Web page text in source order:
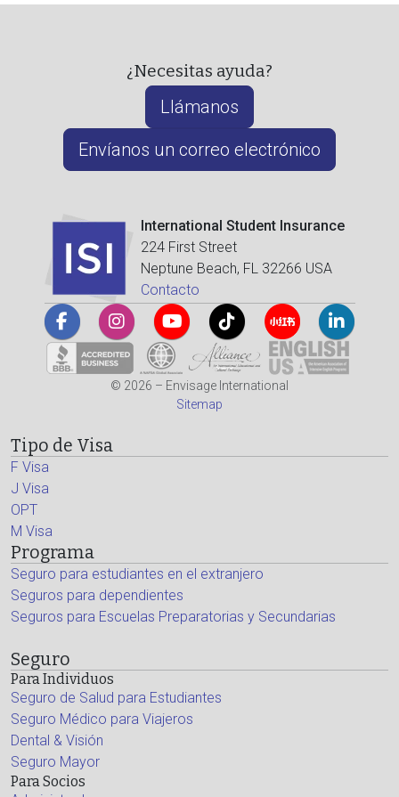
¿Necesitas ayuda?
Llámanos
Envíanos un correo electrónico
International Student Insurance
224 First Street
Neptune Beach, FL 32266 USA
Contacto
© 2026 – Envisage International
Sitemap
Tipo de Visa
F Visa
J Visa
OPT
M Visa
Programa
Seguro para estudiantes en el extranjero
Seguros para dependientes
Seguros para Escuelas Preparatorias y Secundarias
Seguro
Para Individuos
Seguro de Salud para Estudiantes
Seguro Médico para Viajeros
Dental & Visión
Seguro Mayor
Para Socios